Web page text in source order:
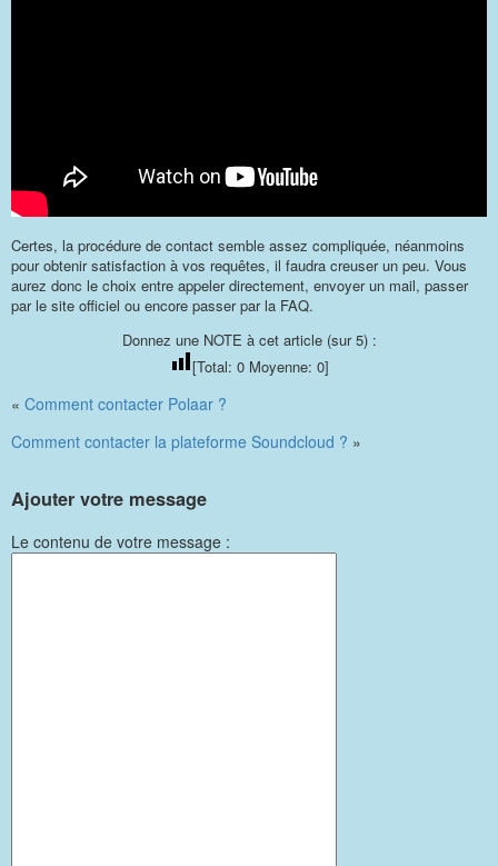
Certes, la procédure de contact semble assez compliquée, néanmoins
pour obtenir satisfaction à vos requêtes, il faudra creuser un peu. Vous
aurez donc le choix entre appeler directement, envoyer un mail, passer
par le site officiel ou encore passer par la FAQ.
Donnez une NOTE à cet article (sur 5) :
[Total: 0Moyenne: 0]
« Comment contacter Polaar ?
Comment contacter la plateforme Soundcloud ? »
Ajouter votre message
Le contenu de votre message :